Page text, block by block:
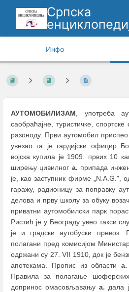
Српска
Инфо
АУТОМОБИЛИЗАМ, употреба
саобраћајне, туристичке,
разоноду. Први аутомобил
увезао га је гардијски официр
војска купила је 1909. првих 10
ширењу цивилног а. припада
је, као заступник фирме „N.A.G.",
гаражу, радионицу за поправку
делова и прву школу за обуку
приватни аутомобилски парк
Ристић је у Београду увео такси
је и градски аутобуски
полагани пред комисијом
одржани су 27. VII 1910, док је
апотекама. Пропис из областиа.
Правила за полагање
допринос омасовљавањуа. дала